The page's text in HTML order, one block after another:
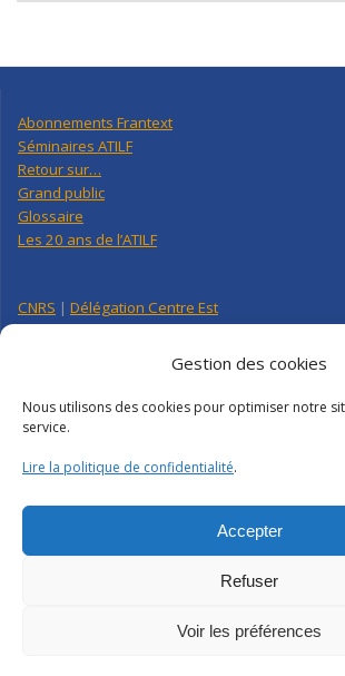
Gestion des cookies
Nous utilisons des cookies pour optimiser notre
service.
Lire la politique de confidentialité.
Accepter
Refuser
Voir les préférences
Abonnements Frantext
Séminaires ATILF
Retour sur…
Grand public
Glossaire
Les 20 ans de l’ATILF
CNRS | Délégation Centre Est
Université de Lorraine
CNRS Hebdo Centre-Est
Contact|Plan d’accès
Crédits
ATILF | CNRS-UL